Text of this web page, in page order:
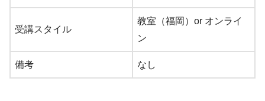
受講スタイル
教室（福岡）or オンライ
ン
備考 なし